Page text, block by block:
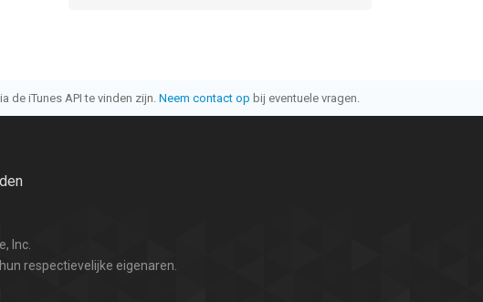
de iTunes API te vinden zijn. Neem contact op bij eventuele vragen.
Inc.
respectievelijke eigenaren.